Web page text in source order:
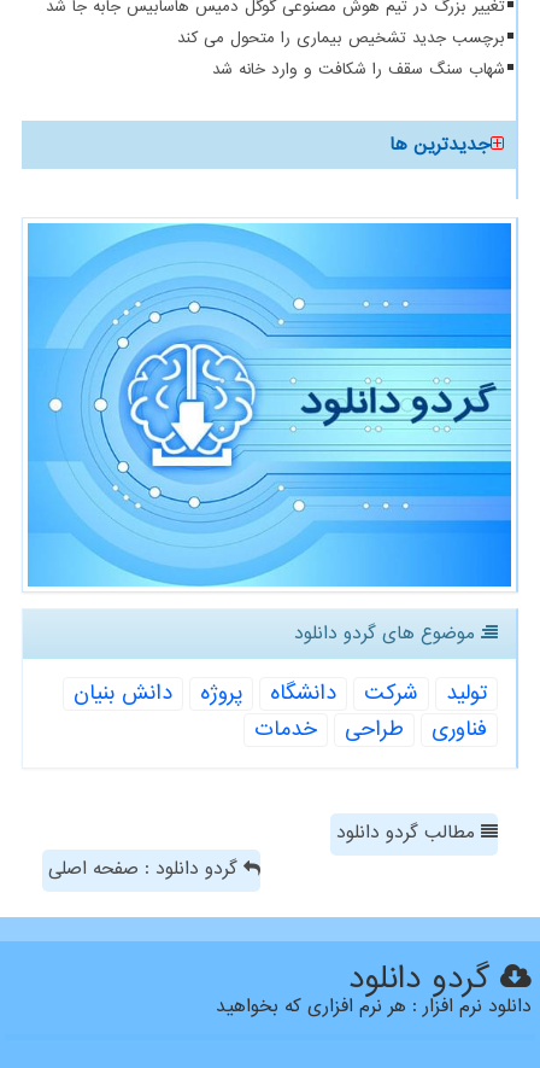
تغییر بزرگ در تیم هوش مصنوعی گوگل دمیس هاسابیس جابه جا شد
برچسب جدید تشخیص بیماری را متحول می کند
شهاب سنگ سقف را شکافت و وارد خانه شد
جدیدترین ها
موضوع های گردو دانلود
تولید شركت دانشگاه پروژه
دانش بنیان
فناوری
طراحی خدمات
مطالب گردو دانلود
گردو دانلود : صفحه اصلی
گردو دانلود
دانلود نرم افزار : هر نرم افزاری که بخواهید